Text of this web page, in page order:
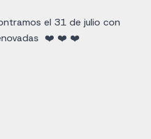
el 31 de julio con
❤️ ❤️ ❤️